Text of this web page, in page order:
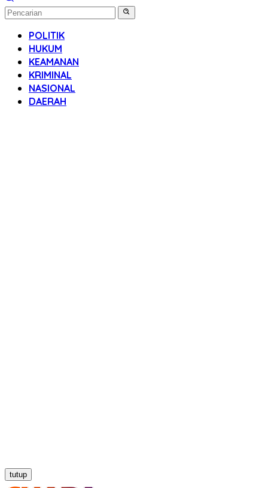
POLITIK
HUKUM
KEAMANAN
KRIMINAL
NASIONAL
DAERAH
tutup